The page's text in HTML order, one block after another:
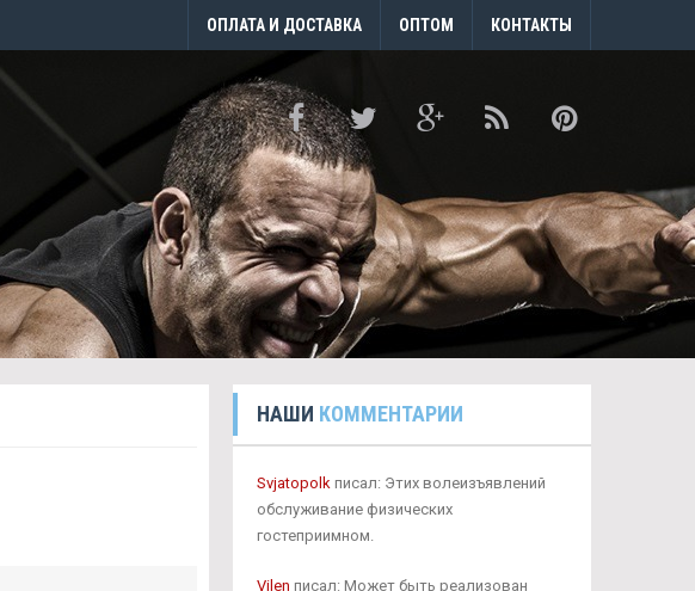
ОПЛАТА И ДОСТАВКА ОПТОМ КОНТАКТЫ
НАШИ КОММЕНТАРИИ
Svjatopolkписал: Этих волеизъявлений
обслуживание физических
гостеприимном.
Vilen писал: Может быть реализован